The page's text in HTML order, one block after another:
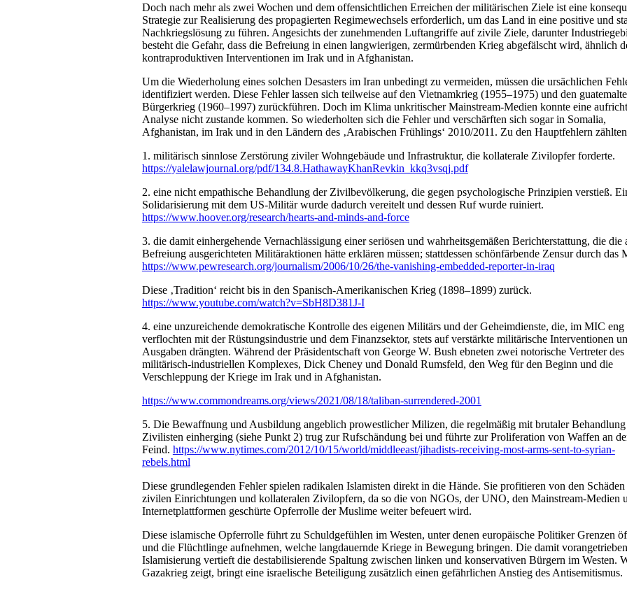
Doch nach mehr als zwei Wochen und dem offensichtlichen Erreichen der militärischen Ziele ist eine
Strategie zur Realisierung des propagierten Regimewechsels erforderlich, um das Land in eine positive und
Nachkriegslösung zu führen. Angesichts der zunehmenden Luftangriffe auf zivile Ziele, darunter
besteht die Gefahr, dass die Befreiung in einen langwierigen, zermürbenden Krieg abgefälscht wird, ähnlich
kontraproduktiven Interventionen im Irak und in Afghanistan.
Um die Wiederholung eines solchen Desasters im Iran unbedingt zu vermeiden, müssen die ursächlichen
identifiziert werden. Diese Fehler lassen sich teilweise auf den Vietnamkrieg (1955–1975) und den
Bürgerkrieg (1960–1997) zurückführen. Doch im Klima unkritischer Mainstream-Medien konnte eine
Analyse nicht zustande kommen. So wiederholten sich die Fehler und verschärften sich sogar in Somalia,
Afghanistan, im Irak und in den Ländern des ‚Arabischen Frühlings‘ 2010/2011. Zu den Hauptfehlern
1. militärisch sinnlose Zerstörung ziviler Wohngebäude und Infrastruktur, die kollaterale Zivilopfer forderte.
https://yalelawjournal.org/pdf/134.8.HathawayKhanRevkin_kkq3vsqj.pdf
2. eine nicht empathische Behandlung der Zivilbevölkerung, die gegen psychologische Prinzipien verstieß.
Solidarisierung mit dem US-Militär wurde dadurch vereitelt und dessen Ruf wurde ruiniert.
https://www.hoover.org/research/hearts-and-minds-and-force
3. die damit einhergehende Vernachlässigung einer seriösen und wahrheitsgemäßen Berichterstattung, die die
Befreiung ausgerichteten Militäraktionen hätte erklären müssen; stattdessen schönfärbende Zensur durch das
https://www.pewresearch.org/journalism/2006/10/26/the-vanishing-embedded-reporter-in-iraq
Diese ‚Tradition‘ reicht bis in den Spanisch-Amerikanischen Krieg (1898–1899) zurück.
https://www.youtube.com/watch?v=SbH8D381J-I
4. eine unzureichende demokratische Kontrolle des eigenen Militärs und der Geheimdienste, die, im MIC eng
verflochten mit der Rüstungsindustrie und dem Finanzsektor, stets auf verstärkte militärische Interventionen
Ausgaben drängten. Während der Präsidentschaft von George W. Bush ebneten zwei notorische Vertreter des
militärisch-industriellen Komplexes, Dick Cheney und Donald Rumsfeld, den Weg für den Beginn und die
Verschleppung der Kriege im Irak und in Afghanistan.
https://www.commondreams.org/views/2021/08/18/taliban-surrendered-2001
5. Die Bewaffnung und Ausbildung angeblich prowestlicher Milizen, die regelmäßig mit brutaler
Zivilisten einherging (siehe Punkt 2) trug zur Rufschändung bei und führte zur Proliferation von Waffen an
Feind. https://www.nytimes.com/2012/10/15/world/middleeast/jihadists-receiving-most-arms-sent-to-syrian-
rebels.html
Diese grundlegenden Fehler spielen radikalen Islamisten direkt in die Hände. Sie profitieren von den Schäden
zivilen Einrichtungen und kollateralen Zivilopfern, da so die von NGOs, der UNO, den Mainstream-Medien
Internetplattformen geschürte Opferrolle der Muslime weiter befeuert wird.
Diese islamische Opferrolle führt zu Schuldgefühlen im Westen, unter denen europäische Politiker Grenzen
und die Flüchtlinge aufnehmen, welche langdauernde Kriege in Bewegung bringen. Die damit
Islamisierung vertieft die destabilisierende Spaltung zwischen linken und konservativen Bürgern im Westen.
Gazakrieg zeigt, bringt eine israelische Beteiligung zusätzlich einen gefährlichen Anstieg des Antisemitismus.